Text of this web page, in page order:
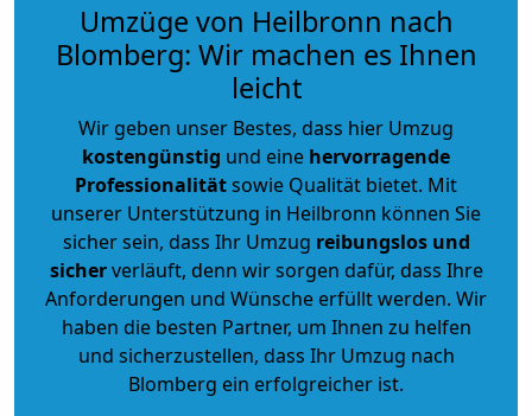
Umzüge von Heilbronn nach
Blomberg: Wir machen es Ihnen
leicht
Wir geben unser Bestes, dass hier Umzug
kostengünstig und eine hervorragende
Professionalitätsowie Qualität bietet. Mit
unserer Unterstützung in Heilbronn können Sie
sicher sein, dass Ihr Umzug reibungslos und
sicherverläuft, denn wir sorgen dafür, dass Ihre
Anforderungen und Wünsche erfüllt werden. Wir
haben die besten Partner, um Ihnen zu helfen
und sicherzustellen, dass Ihr Umzug nach
Blomberg ein erfolgreicher ist.